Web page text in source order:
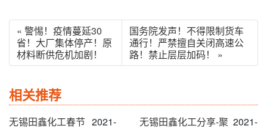
« 警惕！疫情蔓延30
省！大厂集体停产！原
材料断供危机加剧！
国务院发声！不得限制货车
通行！严禁擅自关闭高速公
路！禁止层层加码！ »
相关推荐
无锡田鑫化工春节 2021- 无锡田鑫化工分享-聚 2021-